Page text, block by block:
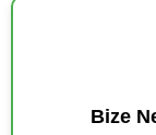
Bize